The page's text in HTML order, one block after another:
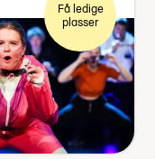
Få ledige
plasser